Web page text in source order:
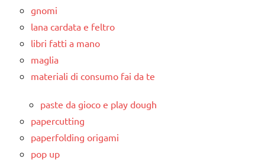
gnomi
lana cardata e feltro
libri fatti a mano
maglia
materiali di consumo fai da te
paste da gioco e play dough
papercutting
paperfolding origami
pop up